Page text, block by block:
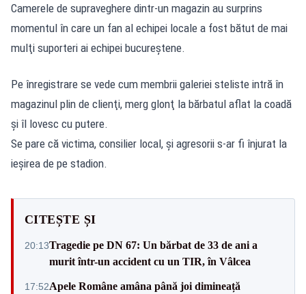
Camerele de supraveghere dintr-un magazin au surprins
momentul în care un fan al echipei locale a fost bătut de mai
mulţi suporteri ai echipei bucureştene.
Pe înregistrare se vede cum membrii galeriei steliste intră în
magazinul plin de clienţi, merg glonţ la bărbatul aflat la coadă
şi îl lovesc cu putere.
Se pare că victima, consilier local, şi agresorii s-ar fi înjurat la
ieşirea de pe stadion.
CITEȘTE ȘI
20:13Tragedie pe DN 67: Un bărbat de 33 de ani a
murit într-un accident cu un TIR, în Vâlcea
17:52Apele Române amâna până joi dimineață